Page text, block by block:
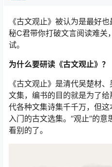
《古文观止》被认为是最好
秘C君带你打破文言阅读难关
试。
为什么要研读《古文观止》？
《古文观止》是清代吴楚材
文集，编书的目的就是为了
代各种文集诗集千千万，但
入门的古文选集。“观止”的
看别的了。